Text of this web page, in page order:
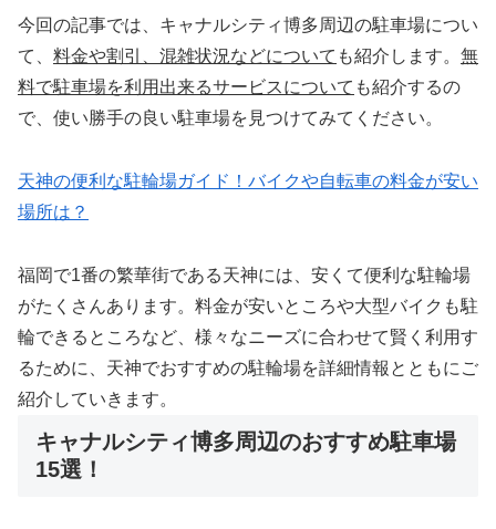
今回の記事では、キャナルシティ博多周辺の駐車場につい
て、 料金や割引、混雑状況などについて も紹介します。 無
料で駐車場を利用出来るサービスについて も紹介するの
で、使い勝手の良い駐車場を見つけてみてください。
天神の便利な駐輪場ガイド！バイクや自転車の料金が安い
場所は？
福岡で1番の繁華街である天神には、安くて便利な駐輪場
がたくさんあります。料金が安いところや大型バイクも駐
輪できるところなど、様々なニーズに合わせて賢く利用す
るために、天神でおすすめの駐輪場を詳細情報とともにご
紹介していきます。
キャナルシティ博多周辺のおすすめ駐車場
15選！